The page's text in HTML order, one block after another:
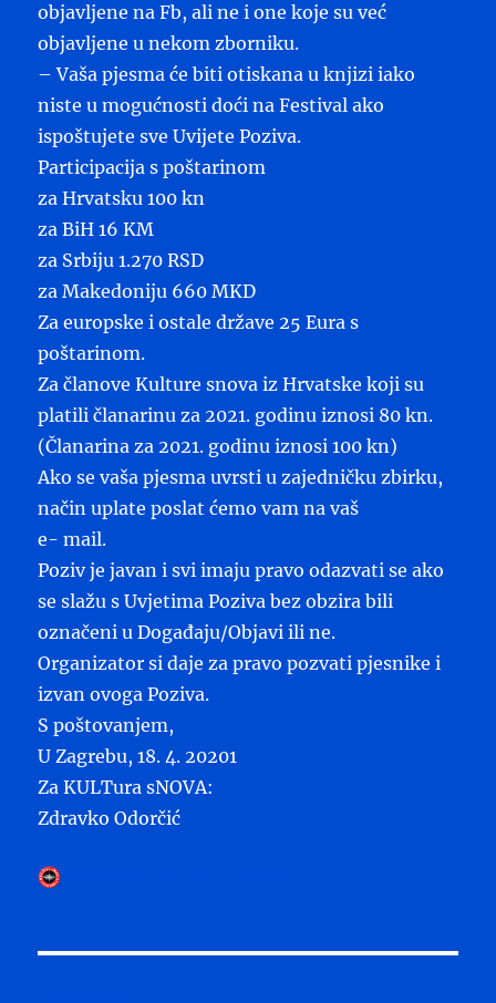
objavljene na Fb, ali ne i one koje su već
objavljene u nekom zborniku.
– Vaša pjesma će biti otiskana u knjizi iako
niste u mogućnosti doći na Festival ako
ispoštujete sve Uvijete Poziva.
Participacija s poštarinom
za Hrvatsku 100 kn
za BiH 16 KM
za Srbiju 1.270 RSD
za Makedoniju 660 MKD
Za europske i ostale države 25 Eura s
poštarinom.
Za članove Kulture snova iz Hrvatske koji su
platili članarinu za 2021. godinu iznosi 80 kn.
(Članarina za 2021. godinu iznosi 100 kn)
Ako se vaša pjesma uvrsti u zajedničku zbirku,
način uplate poslat ćemo vam na vaš
e- mail.
Poziv je javan i svi imaju pravo odazvati se ako
se slažu s Uvjetima Poziva bez obzira bili
označeni u Događaju/Objavi ili ne.
Organizator si daje za pravo pozvati pjesnike i
izvan ovoga Poziva.
S poštovanjem,
U Zagrebu, 18. 4. 20201
Za KULTura sNOVA:
Zdravko Odorčić